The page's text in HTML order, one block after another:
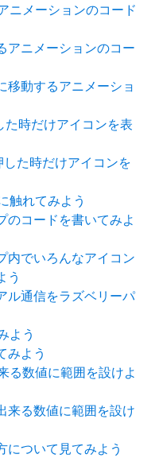
ニメーションのコード
ニメーションのコー
動するアニメーショ
時だけアイコンを表
た時だけアイコンを
触れてみよう
コードを書いてみよ
でいろんなアイコン
う
ル通信をラズベリーパ
よう
みよう
る数値に範囲を設けよ
る数値に範囲を設け
について見てみよう